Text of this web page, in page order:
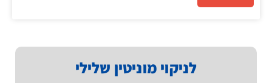
לניקוי מוניטין שלילי